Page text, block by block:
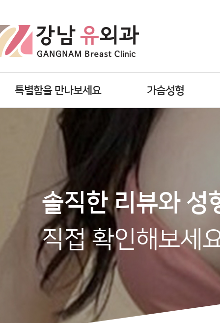
특별함을 만나보세요 가슴성형
솔직한 리뷰와 성
직접 확인해보세